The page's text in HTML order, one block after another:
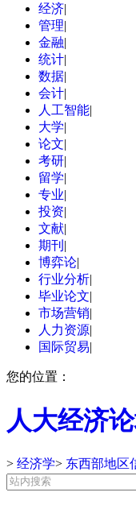
经济|
管理|
金融|
统计|
数据|
会计|
人工智能|
大学|
论文|
考研|
留学|
专业|
投资|
文献|
期刊 |
博弈论|
行业分析|
毕业论文|
市场营销|
人力资源|
国际贸易|
您的位置：
人大经济
> 经济学> 东西部地区